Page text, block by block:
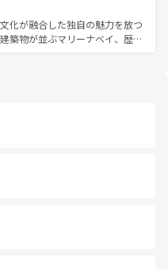
で、どの季節にも異なる楽しみ
いタイの人々、仏教を中心とし
資源が、訪れる旅人を魅了し続
るはず。観光スポットが密集し
を回れるのも魅力。息をのむよ
まで、香港を存分に楽しみ尽く
化が融合した独自の魅力を放つ
築物が並ぶマリーナベイ、歴史
情を楽しめる外せないスポット